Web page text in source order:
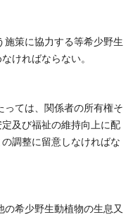
策に協力する等希少野生
ければならない。
ては、関係者の所有権そ
及び福祉の維持向上に配
調整に留意しなければな
希少野生動植物の生息又